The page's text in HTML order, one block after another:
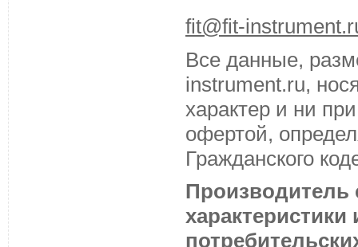
fit@fit-
Все данные,
instrument.ru,
характер и ни
офертой,
Гражданского
Производитель